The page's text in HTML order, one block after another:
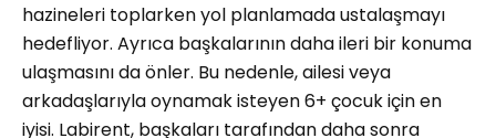
hazineleri toplarken yol planlamada ustalaşmayı
hedefliyor. Ayrıca başkalarının daha ileri bir konuma
ulaşmasını da önler. Bu nedenle, ailesi veya
arkadaşlarıyla oynamak isteyen 6+ çocuk için en
iyisi. Labirent, başkaları tarafından daha sonra